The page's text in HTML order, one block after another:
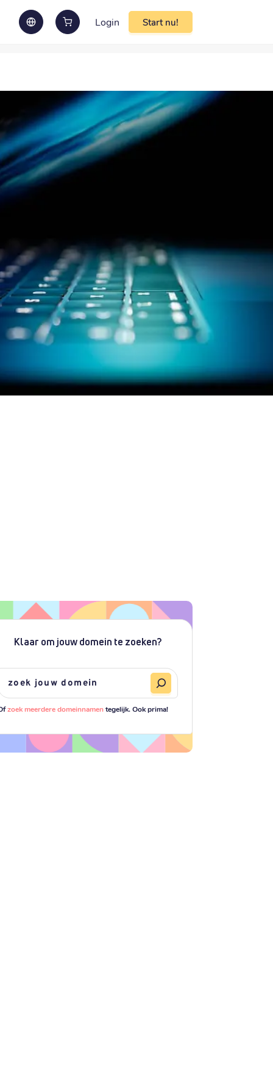
Login Start nu!
Klaar om jouw domein te zoeken?
zoek meerdere domeinnamentegelijk. Ook prima!